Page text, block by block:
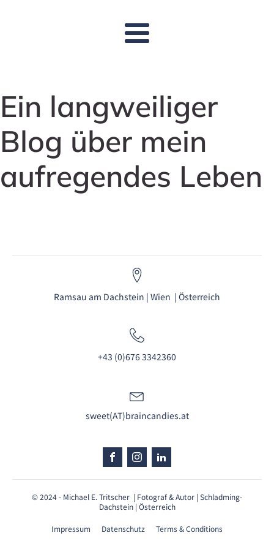
Ein langweiliger
Blog über mein
aufregendes Leben
Ramsau am Dachstein | Wien | Österreich
+43 (0)676 3342360
sweet(AT)braincandies.at
© 2024 - Michael E. Tritscher | Fotograf & Autor | Schladming-
Dachstein | Österreich
Impressum Datenschutz Terms & Conditions